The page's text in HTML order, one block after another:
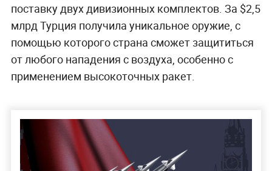
поставку двух дивизионных комплектов. За $2,5
млрд Турция получила уникальное оружие, с
помощью которого страна сможет защититься
от любого нападения с воздуха, особенно с
применением высокоточных ракет.